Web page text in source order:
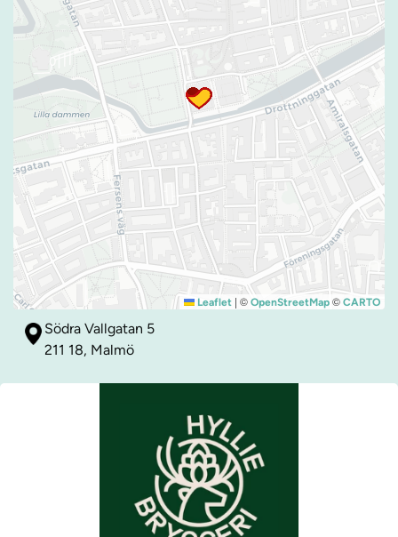
Leaflet | © OpenStreetMap © CARTO
Södra Vallgatan 5
211 18, Malmö